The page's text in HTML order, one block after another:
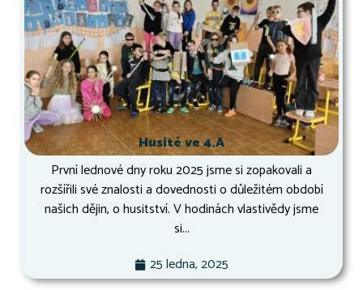
Husité ve 4.A
První lednové dny roku 2025 jsme si zopakovali a
rozšířili své znalosti a dovednosti o důležitém období
našich dějin, o husitství. V hodinách vlastivědy jsme
si...
25 ledna, 2025